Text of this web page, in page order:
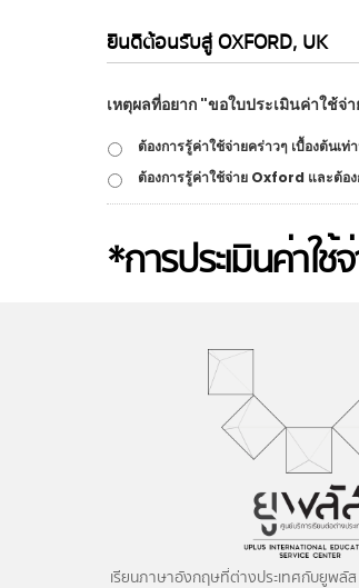
ยินดีต้อนรับสู่ OXFORD, UK
เหตุผลที่อยาก "ขอใบประเมินค่าใช้จ่
ต้องการรู้ค่าใช้จ่ายคร่าวๆ เบื้องต้นเ
ต้องการรู้ค่าใช้จ่าย Oxford และต้
*การประเมินค่าใ
เรียนภาษาอังกฤษที่ต่างประเทศกับยูพลั